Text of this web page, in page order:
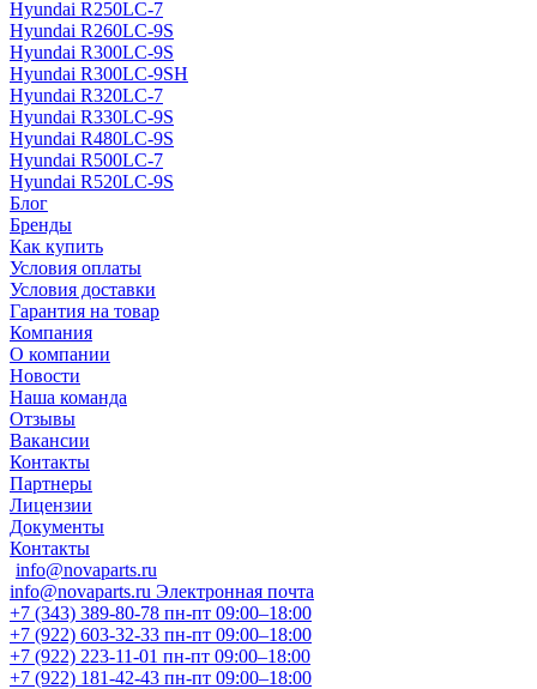
Hyundai R250LC-7
Hyundai R260LC-9S
Hyundai R300LC-9S
Hyundai R300LC-9SH
Hyundai R320LC-7
Hyundai R330LC-9S
Hyundai R480LC-9S
Hyundai R500LC-7
Hyundai R520LC-9S
Блог
Бренды
Как купить
Условия оплаты
Условия доставки
Гарантия на товар
Компания
О компании
Новости
Наша команда
Отзывы
Вакансии
Контакты
Партнеры
Лицензии
Документы
Контакты
info@novaparts.ru
info@novaparts.ru Электронная почта
+7 (343) 389-80-78 пн-пт 09:00–18:00
+7 (922) 603-32-33 пн-пт 09:00–18:00
+7 (922) 223-11-01 пн-пт 09:00–18:00
+7 (922) 181-42-43 пн-пт 09:00–18:00